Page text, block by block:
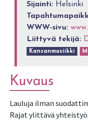
Sijainti: Helsinki
WWW-sivu:
Liittyvä tekijä:
Kansanmusiikki
Kuvaus
Lauluja ilman
Rajat ylittävä